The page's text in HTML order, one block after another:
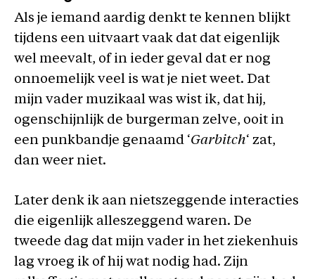
Als je iemand aardig denkt te kennen blijkt
tijdens een uitvaart vaak dat dat eigenlijk
wel meevalt, of in ieder geval dat er nog
onnoemelijk veel is wat je niet weet. Dat
mijn vader muzikaal was wist ik, dat hij,
ogenschijnlijk de burgerman zelve, ooit in
een punkbandje genaamd ‘Garbitch‘ zat,
dan weer niet.
Later denk ik aan nietszeggende interacties
die eigenlijk alleszeggend waren. De
tweede dag dat mijn vader in het ziekenhuis
lag vroeg ik of hij wat nodig had. Zijn